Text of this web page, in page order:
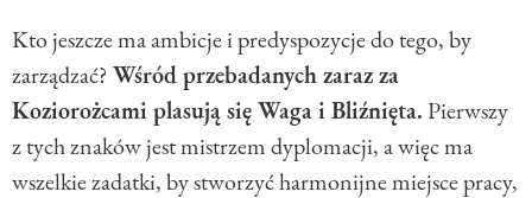
Kto jeszcze ma ambicje i predyspozycje do tego, by
zarządzać?Wśród przebadanych zaraz za
Koziorożcami plasują się Waga i Bliźnięta.Pierwszy
z tych znaków jest mistrzem dyplomacji, a więc ma
wszelkie zadatki, by stworzyć harmonijne miejsce pracy,